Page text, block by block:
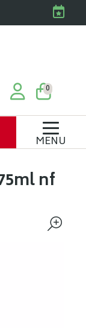
Clabots &
0
MENU
nf